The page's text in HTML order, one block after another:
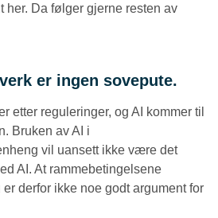
her. Da følger gjerne resten av
er ingen sovepute.
etter reguleringer, og AI kommer til
Bruken av AI i
vil uansett ikke være det
AI. At rammebetingelsene
derfor ikke noe godt argument for